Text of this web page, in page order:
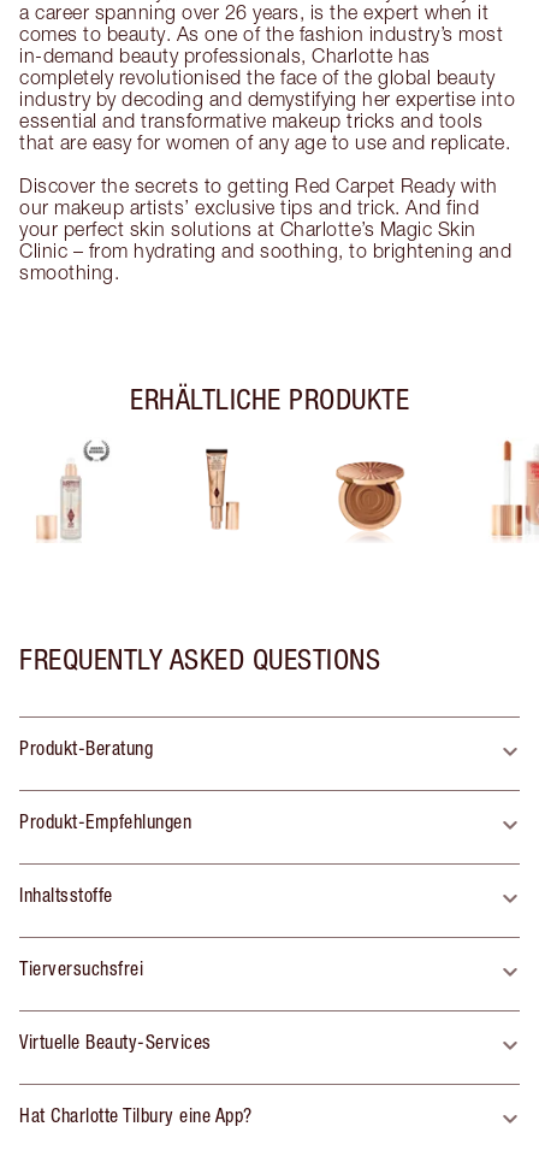
a career spanning over 26 years, is the expert when it
comes to beauty. As one of the fashion industry’s most
in-demand beauty professionals, Charlotte has
completely revolutionised the face of the global beauty
industry by decoding and demystifying her expertise into
essential and transformative makeup tricks and tools
that are easy for women of any age to use and replicate.
Discover the secrets to getting Red Carpet Ready with
our makeup artists’ exclusive tips and trick. And find
your perfect skin solutions at Charlotte’s Magic Skin
Clinic – from hydrating and soothing, to brightening and
smoothing.
ERHÄLTLICHE PRODUKTE
FREQUENTLY ASKED QUESTIONS
Produkt-Beratung
Produkt-Empfehlungen
Inhaltsstoffe
Tierversuchsfrei
Virtuelle Beauty-Services
Hat Charlotte Tilbury eine App?